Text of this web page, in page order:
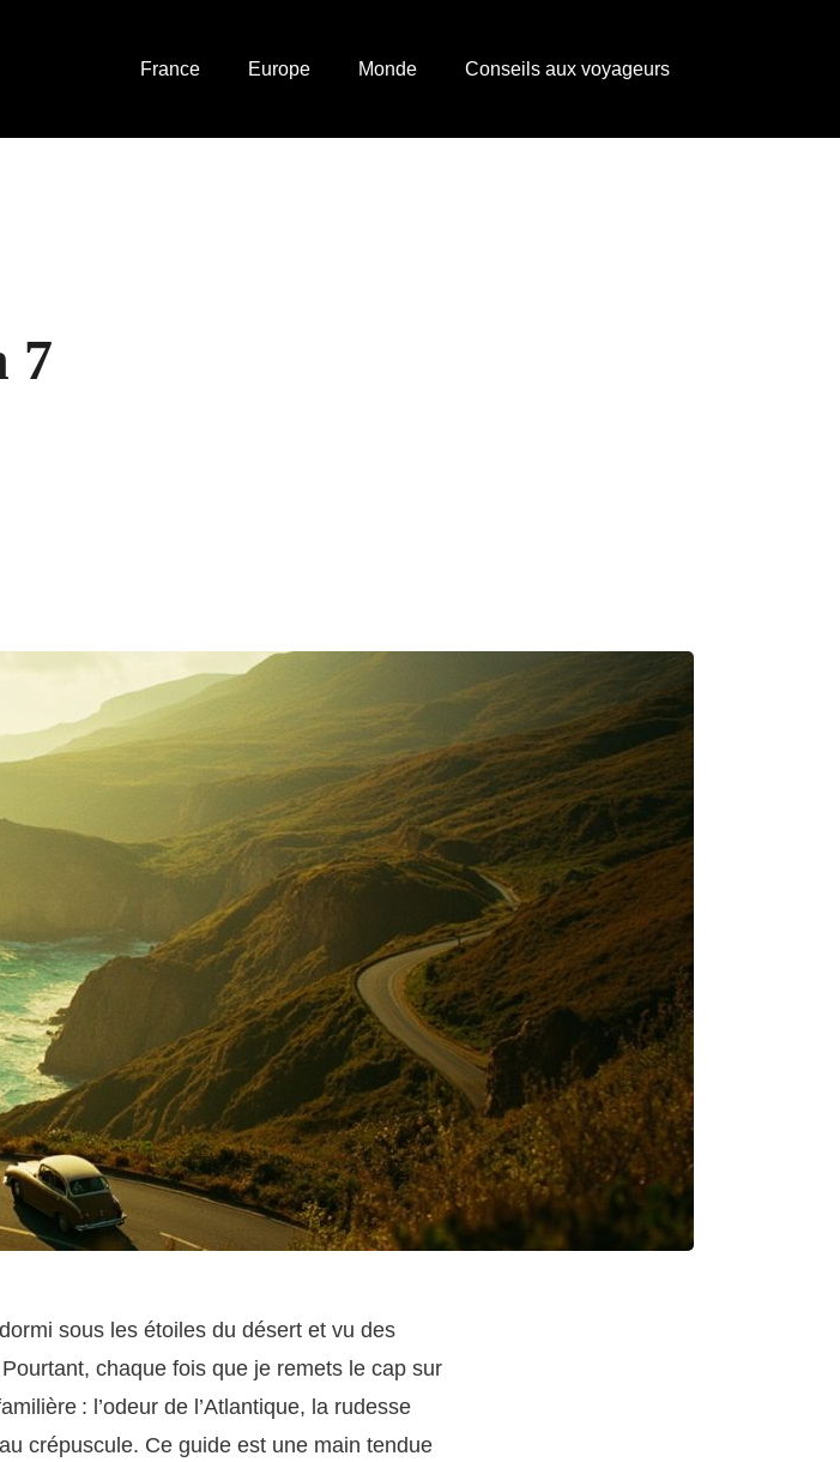
France Europe Monde Conseils aux voyageurs
7
sous les étoiles du désert et vu des
chaque fois que je remets le cap sur
: l’odeur de l’Atlantique, la rudesse
crépuscule. Ce guide est une main tendue